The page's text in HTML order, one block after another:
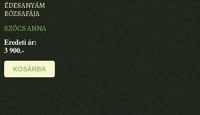
ÉDESANYÁM
RÓZSAFÁJA
SZŐCS ANNA
Eredeti ár:
3 900.-
KOSÁRBA